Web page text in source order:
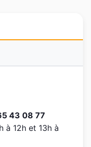
43 08 77
à 12h et 13h à